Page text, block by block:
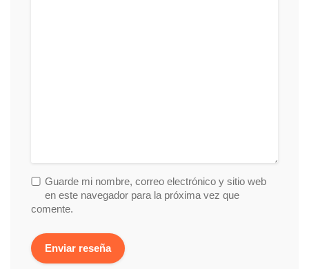
Guarde mi nombre, correo electrónico y sitio web
en este navegador para la próxima vez que
comente.